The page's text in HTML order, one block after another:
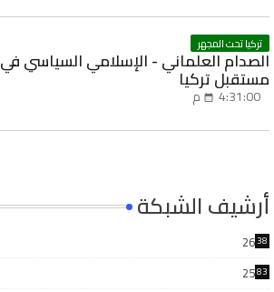
تركيا تحت المجهر
الصدام العلماني - الإسلامي السياسي في
مستقبل تركيا
4:31:00 م
أرشيف الشبكة
2638
2583